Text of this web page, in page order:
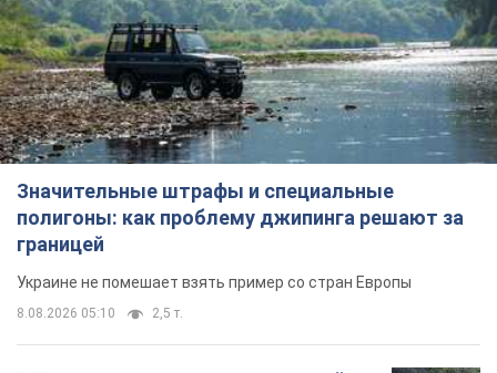
Значительные штрафы и специальные
полигоны: как проблему джипинга решают за
границей
Украине не помешает взять пример со стран Европы
8.08.2026 05:10 2,5 т.